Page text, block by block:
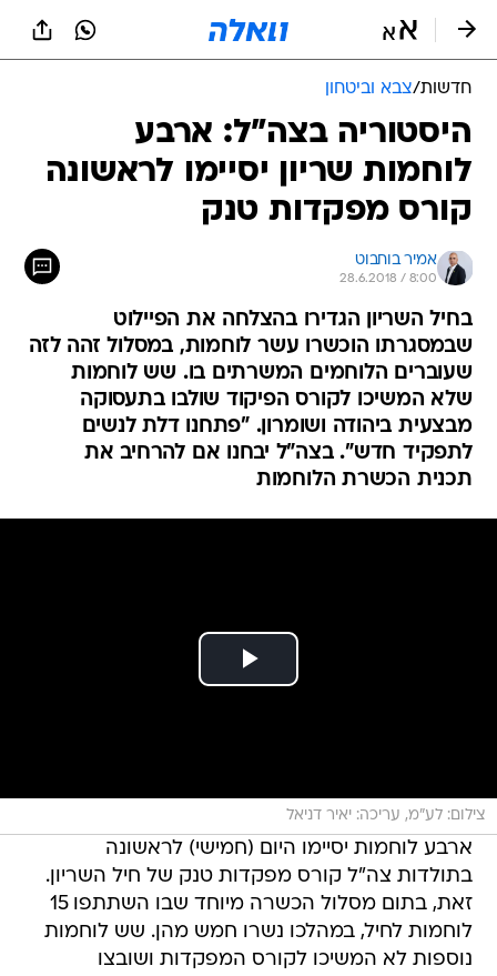
חדשות/צבא וביטחון
היסטוריה בצה"ל: ארבע
לוחמות שריון יסיימו לראשונה
קורס מפקדות טנק
אמיר בוחבוט
28.6.2018 / 8:00
בחיל השריון הגדירו בהצלחה את הפיילוט
שבמסגרתו הוכשרו עשר לוחמות, במסלול זהה לזה
שעוברים הלוחמים המשרתים בו. שש לוחמות
שלא המשיכו לקורס הפיקוד שולבו בתעסוקה
מבצעית ביהודה ושומרון. "פתחנו דלת לנשים
לתפקיד חדש". בצה"ל יבחנו אם להרחיב את
תכנית הכשרת הלוחמות
צילום: לע"מ, עריכה: יאיר דניאל
ארבע לוחמות יסיימו היום (חמישי) לראשונה
בתולדות צה"ל קורס מפקדות טנק של חיל השריון.
זאת, בתום מסלול הכשרה מיוחד שבו השתתפו 15
לוחמות לחיל, במהלכו נשרו חמש מהן. שש לוחמות
נוספות לא המשיכו לקורס המפקדות ושובצו